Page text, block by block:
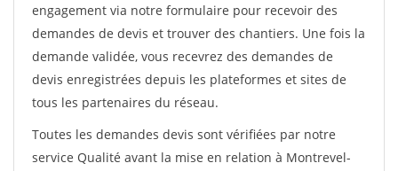
engagement via notre formulaire pour recevoir des
demandes de devis et trouver des chantiers. Une fois la
demande validée, vous recevrez des demandes de
devis enregistrées depuis les plateformes et sites de
tous les partenaires du réseau.
Toutes les demandes devis sont vérifiées par notre
service Qualité avant la mise en relation à Montrevel-